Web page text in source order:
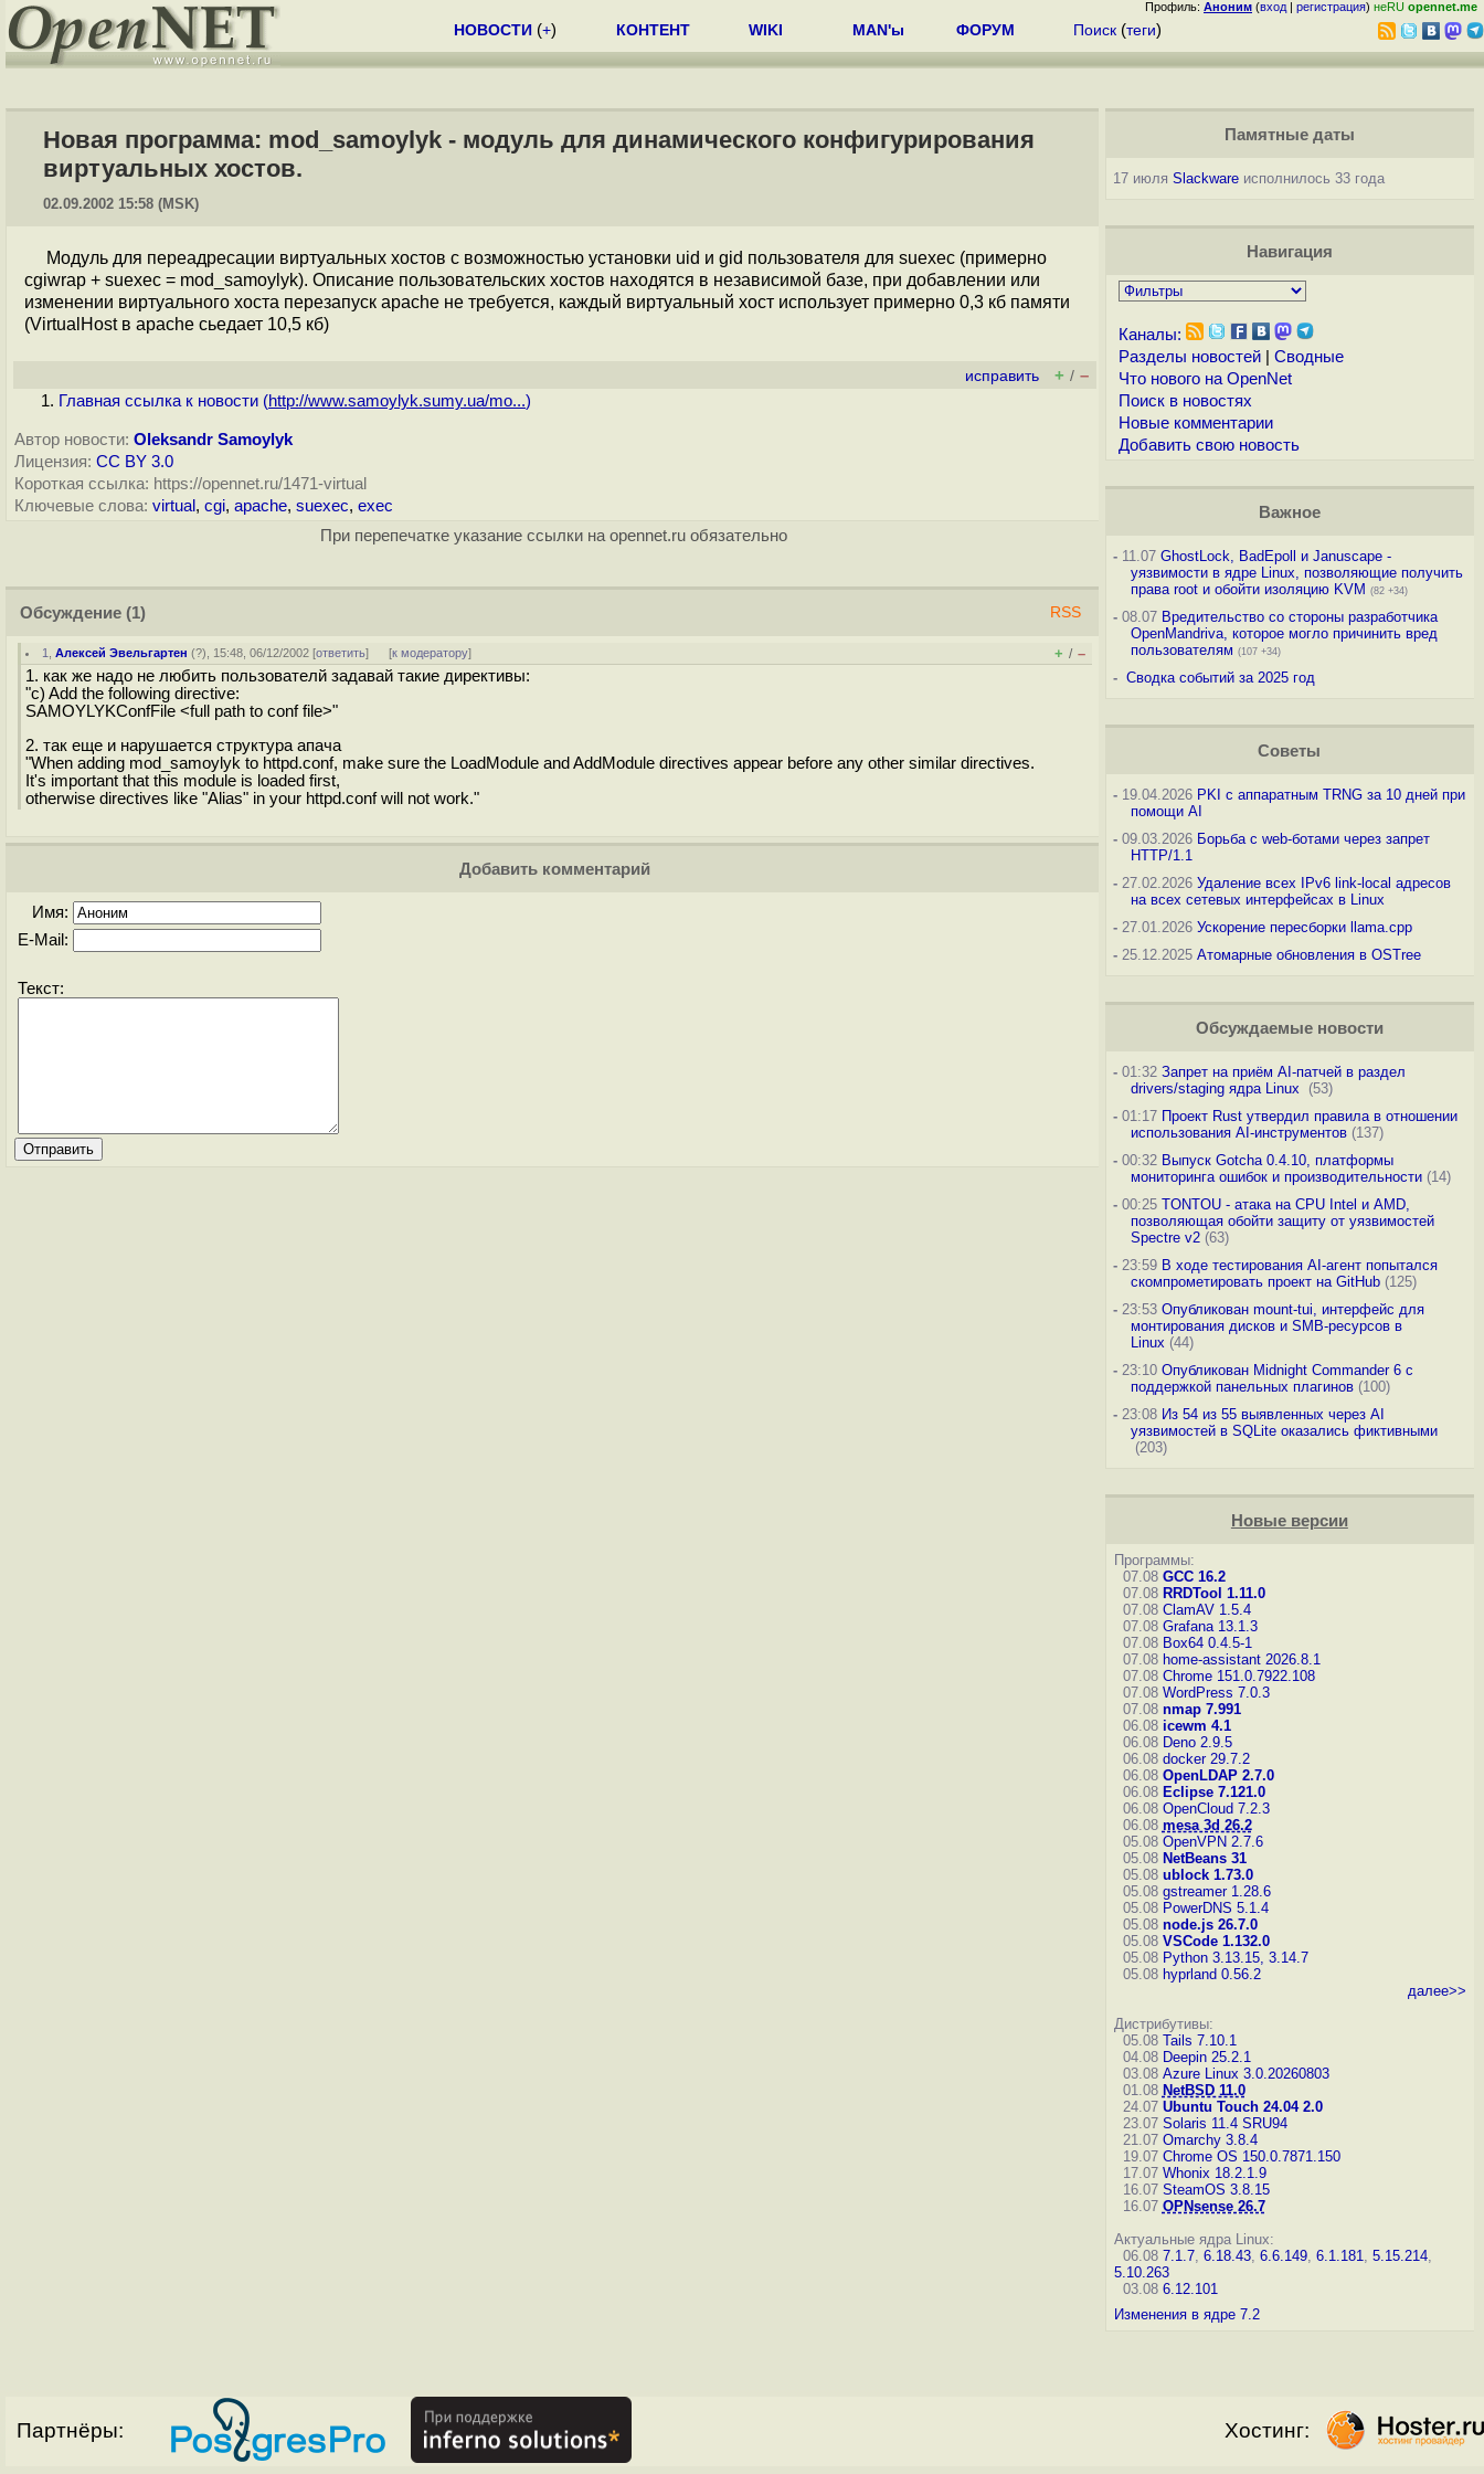
Профиль: Аноним (вход | регистрация) неRU opennet.me
НОВОСТИ (+) КОНТЕНТ WIKI MAN'ы ФОРУМ Поиск (теги)
Новая программа: mod_samoylyk - модуль для динамического конфигурирования
виртуальных хостов.
02.09.2002 15:58 (MSK)
Модуль для переадресации виртуальных хостов с возможностью установки uid и gid пользователя для suexec (примерно
cgiwrap + suexec = mod_samoylyk). Описание пользовательских хостов находятся в независимой базе, при добавлении или
изменении виртуального хоста перезапуск apache не требуется, каждый виртуальный хост использует примерно 0,3 кб памяти
(VirtualHost в apache сьедает 10,5 кб)
исправить + / –
Главная ссылка к новости (http://www.samoylyk.sumy.ua/mo...)
Автор новости: Oleksandr Samoylyk
Лицензия: CC BY 3.0
Короткая ссылка: https://opennet.ru/1471-virtual
Ключевые слова: virtual , cgi, apache, suexec, exec
При перепечатке указание ссылки на opennet.ru обязательно
Обсуждение (1) RSS
1 ,Алексей Эвельгартен (?), 15:48, 06/12/2002 [ответить] [к модератору] + / –
1. как же надо не любить пользователй задавай такие директивы:
"c) Add the following directive:
SAMOYLYKConfFile <full path to conf file>"
2. так еще и нарушается структура апача
"When adding mod_samoylyk to httpd.conf, make sure the LoadModule and AddModule directives appear before any other similar directives.
It's important that this module is loaded first,
otherwise directives like "Alias" in your httpd.conf will not work."
Добавить комментарий
Имя:
E-Mail:
Текст:
Памятные даты
17 июля Slackwareисполнилось 33 года
Навигация
Каналы:
Разделы новостей| Сводные
Что нового на OpenNet
Поиск в новостях
Новые комментарии
Добавить свою новость
Важное
-11.07 GhostLock, BadEpoll и Januscape -
уязвимости в ядре Linux, позволяющие получить
права root и обойти изоляцию KVM (82 +34)
-08.07 Вредительство со стороны разработчика
OpenMandriva, которое могло причинить вред
пользователям (107 +34)
- Сводка событий за 2025 год
Советы
-19.04.2026 PKI с аппаратным TRNG за 10 дней при
помощи AI
-09.03.2026 Борьба с web-ботами через запрет
HTTP/1.1
-27.02.2026 Удаление всех IPv6 link-local адресов
на всех сетевых интерфейсах в Linux
-27.01.2026 Ускорение пересборки llama.cpp
-25.12.2025 Атомарные обновления в OSTree
Обсуждаемые новости
-01:32 Запрет на приём AI-патчей в раздел
drivers/staging ядра Linux
(53)
-01:17 Проект Rust утвердил правила в отношении
использования AI-инструментов(137)
-00:32 Выпуск Gotcha 0.4.10, платформы
мониторинга ошибок и производительности(14)
-00:25 TONTOU - атака на CPU Intel и AMD,
позволяющая обойти защиту от уязвимостей
Spectre v2(63)
-23:59 В ходе тестирования AI-агент попытался
скомпрометировать проект на GitHub(125)
-23:53 Опубликован mount-tui, интерфейс для
монтирования дисков и SMB-ресурсов в
Linux (44)
-23:10 Опубликован Midnight Commander 6 c
поддержкой панельных плагинов(100)
-23:08 Из 54 из 55 выявленных через AI
уязвимостей в SQLite оказались фиктивными
(203)
Новые версии
Программы:
07.08 GCC 16.2
07.08 RRDTool 1.11.0
07.08 ClamAV 1.5.4
07.08 Grafana 13.1.3
07.08 Box64 0.4.5-1
07.08 home-assistant 2026.8.1
07.08 Chrome 151.0.7922.108
07.08 WordPress 7.0.3
07.08 nmap 7.991
06.08 icewm 4.1
06.08 Deno 2.9.5
06.08 docker 29.7.2
06.08 OpenLDAP 2.7.0
06.08 Eclipse 7.121.0
06.08 OpenCloud 7.2.3
06.08 mesa 3d 26.2
05.08 OpenVPN 2.7.6
05.08 NetBeans 31
05.08 ublock 1.73.0
05.08 gstreamer 1.28.6
05.08 PowerDNS 5.1.4
05.08 node.js 26.7.0
05.08 VSCode 1.132.0
05.08 Python 3.13.15, 3.14.7
05.08 hyprland 0.56.2
далее>>
Дистрибутивы:
05.08 Tails 7.10.1
04.08 Deepin 25.2.1
03.08 Azure Linux 3.0.20260803
01.08 NetBSD 11.0
24.07 Ubuntu Touch 24.04 2.0
23.07 Solaris 11.4 SRU94
21.07 Omarchy 3.8.4
19.07 Chrome OS 150.0.7871.150
17.07 Whonix 18.2.1.9
16.07 SteamOS 3.8.15
16.07 OPNsense 26.7
Актуальные ядра Linux:
06.08 7.1.7, 6.18.43, 6.6.149, 6.1.181, 5.15.214,
5.10.263
03.08 6.12.101
Изменения в ядре 7.2
Партнёры: Хостинг: